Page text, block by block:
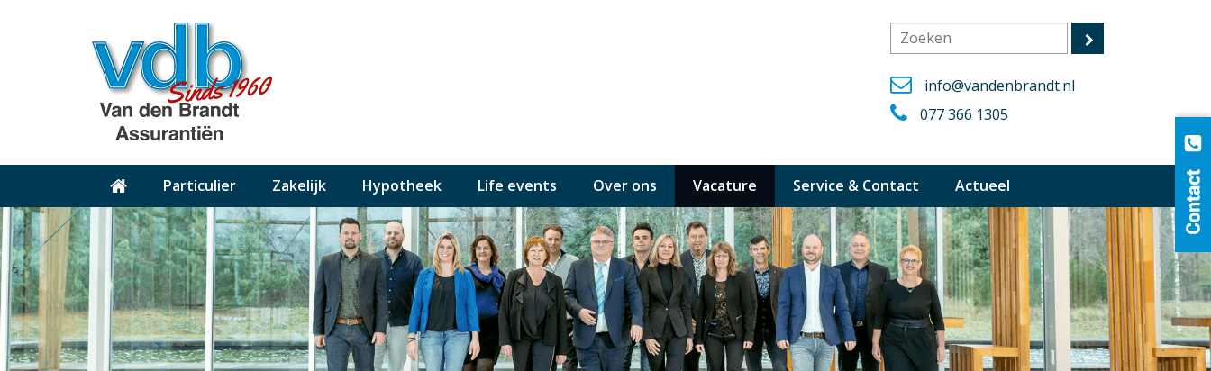
info@vandenbrandt.nl
077 366 1305
Particulier Zakelijk Hypotheek Life events Over ons Vacature Service & Contact Actueel